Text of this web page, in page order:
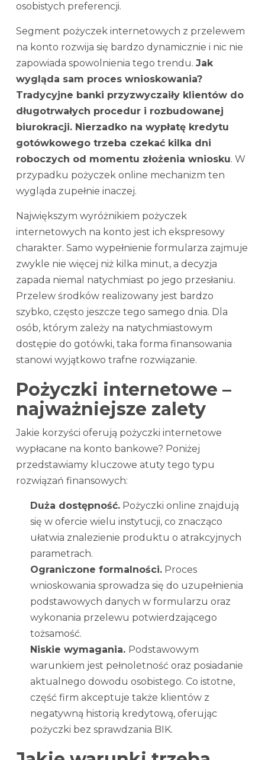
osobistych preferencji.
Segment pożyczek internetowych z przelewem
na konto rozwija się bardzo dynamicznie i nic nie
zapowiada spowolnienia tego trendu. Jak
wygląda sam proces wnioskowania?
Tradycyjne banki przyzwyczaiły klientów do
długotrwałych procedur i rozbudowanej
biurokracji. Nierzadko na wypłatę kredytu
gotówkowego trzeba czekać kilka dni
roboczych od momentu złożenia wniosku. W
przypadku pożyczek online mechanizm ten
wygląda zupełnie inaczej.
Największym wyróżnikiem pożyczek
internetowych na konto jest ich ekspresowy
charakter. Samo wypełnienie formularza zajmuje
zwykle nie więcej niż kilka minut, a decyzja
zapada niemal natychmiast po jego przesłaniu.
Przelew środków realizowany jest bardzo
szybko, często jeszcze tego samego dnia. Dla
osób, którym zależy na natychmiastowym
dostępie do gotówki, taka forma finansowania
stanowi wyjątkowo trafne rozwiązanie.
Pożyczki internetowe –
najważniejsze zalety
Jakie korzyści oferują pożyczki internetowe
wypłacane na konto bankowe? Poniżej
przedstawiamy kluczowe atuty tego typu
rozwiązań finansowych:
Duża dostępność. Pożyczki online znajdują
się w ofercie wielu instytucji, co znacząco
ułatwia znalezienie produktu o atrakcyjnych
parametrach.
Ograniczone formalności. Proces
wnioskowania sprowadza się do uzupełnienia
podstawowych danych w formularzu oraz
wykonania przelewu potwierdzającego
tożsamość.
Niskie wymagania. Podstawowym
warunkiem jest pełnoletność oraz posiadanie
aktualnego dowodu osobistego. Co istotne,
część firm akceptuje także klientów z
negatywną historią kredytową, oferując
pożyczki bez sprawdzania BIK.